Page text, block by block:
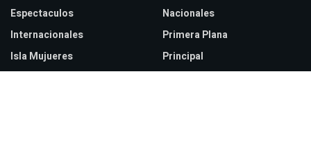
Espectaculos
Internacionales
Isla Mujueres
Nacionales
Primera Plana
Principal